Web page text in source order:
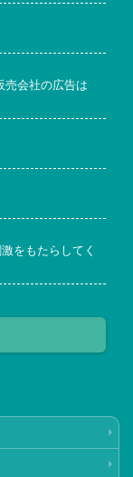
売会社の広告は
をもたらしてく